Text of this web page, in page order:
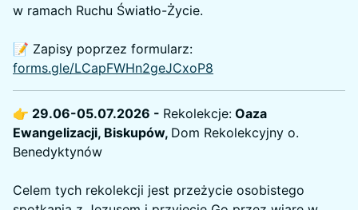
w ramach Ruchu Światło-Życie.
📝 Zapisy poprzez formularz:
forms.gle/LCapFWHn2geJCxoP8
👉 29.06-05.07.2026 - Rekolekcje: Oaza
Ewangelizacji, Biskupów, Dom Rekolekcyjny o.
Benedyktynów
Celem tych rekolekcji jest przeżycie osobistego